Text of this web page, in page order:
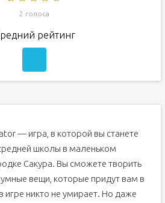
2 голоса
рейтинг
— игра, в которой вы станете
школы в маленьком
Сакура. Вы сможете творить
вещи, которые придут вам в
игре никто не умирает. Но даже